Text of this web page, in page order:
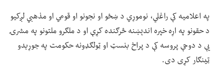
په اعلامیه کې راغلي، نوموړي د ښځو او نجونو او قومي او مذهبي لږکیو
د حقونو په اړه خپره اندېښنه څرګنده کړې او د ملګرو ملتونو په مشرۍ
یې د دوحې پروسه کې د پراخ بنسټ او ټولګډونه حکومت په جوړېدو
ټینګار کړی دی.